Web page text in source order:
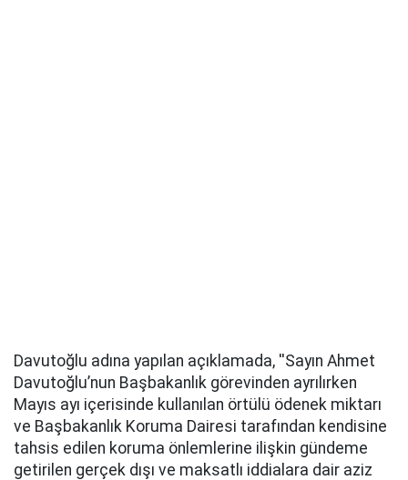
Davutoğlu adına yapılan açıklamada, ''Sayın Ahmet
Davutoğlu’nun Başbakanlık görevinden ayrılırken
Mayıs ayı içerisinde kullanılan örtülü ödenek miktarı
ve Başbakanlık Koruma Dairesi tarafından kendisine
tahsis edilen koruma önlemlerine ilişkin gündeme
getirilen gerçek dışı ve maksatlı iddialara dair aziz